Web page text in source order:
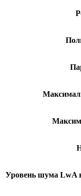
Уровень шума LwA